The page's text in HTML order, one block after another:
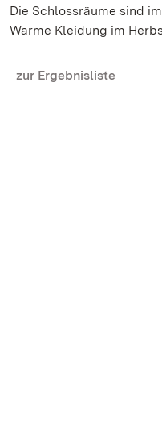
Die Schlossräume sind
Warme Kleidung im
zur Ergebnisliste